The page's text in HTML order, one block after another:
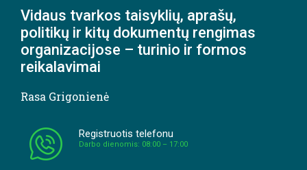
Vidaus tvarkos taisyklių, aprašų,
politikų ir kitų dokumentų rengimas
organizacijose – turinio ir formos
reikalavimai
Rasa Grigonienė
Registruotis telefonu
Darbo dienomis: 08:00 – 17:00